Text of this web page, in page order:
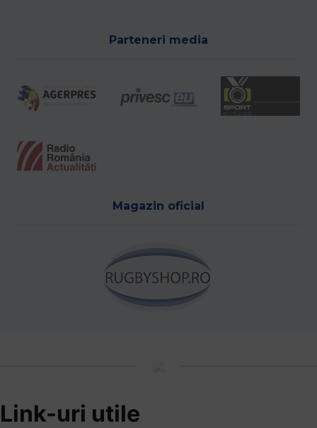
Parteneri media
Magazin oficial
Link-uri utile